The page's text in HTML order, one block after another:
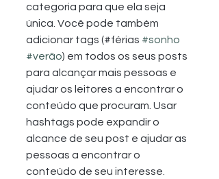
categoria para que ela seja
única. Você pode também
adicionar tags (#férias #sonho
#verão) em todos os seus posts
para alcançar mais pessoas e
ajudar os leitores a encontrar o
conteúdo que procuram. Usar
hashtags pode expandir o
alcance de seu post e ajudar as
pessoas a encontrar o
conteúdo de seu interesse.